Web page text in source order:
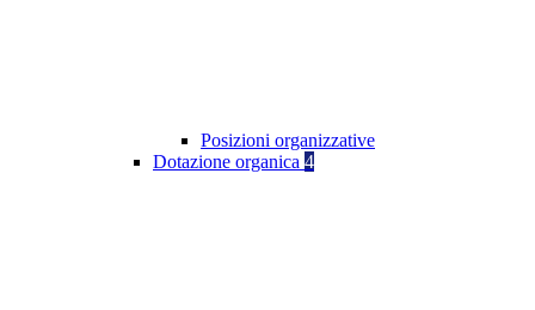
Posizioni organizzative
Dotazione organica 4